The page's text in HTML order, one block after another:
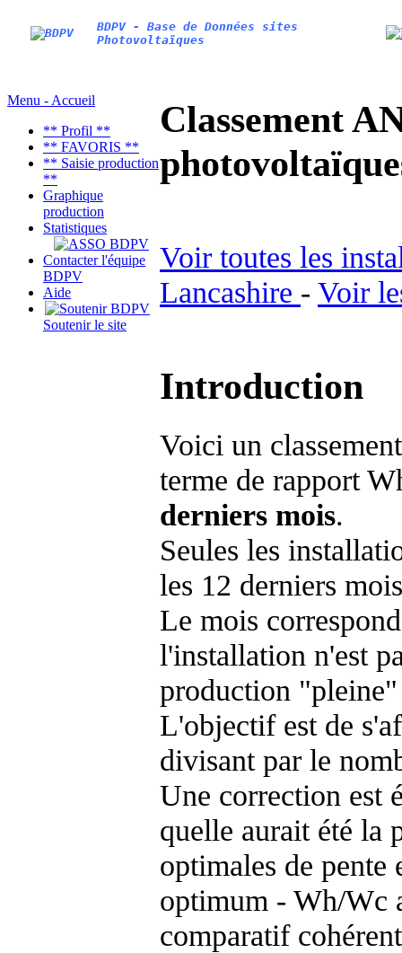
BDPV - Base de Données sites
Photovoltaïques
Menu - Accueil
** Profil **
** FAVORIS **
** Saisie production
**
Graphique
production
Statistiques
Contacter l'équipe
BDPV
Aide
Soutenir le site
Classement
Voir toutes les
Lancashire - Voir
Introduction
Voici un
terme de rapport
derniers mois.
Seules les
les 12 derniers
Le mois
l'installation n'est
production "pleine"
L'objectif est de
divisant par le
Une correction est
quelle aurait été la
optimales de
optimum - Wh/Wc
comparatif